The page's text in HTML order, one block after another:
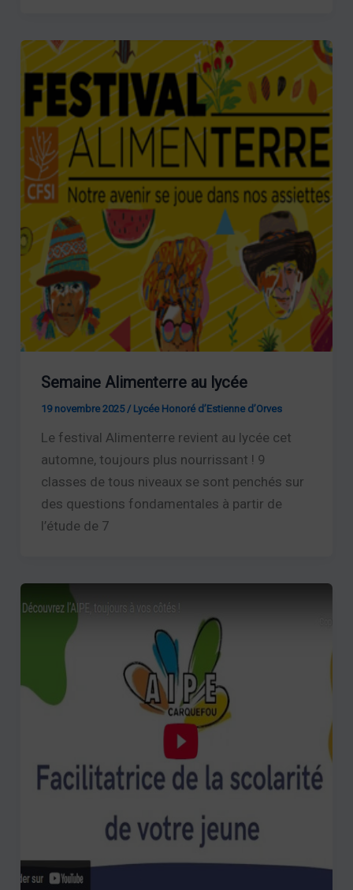
Semaine Alimenterre au lycée
19 novembre 2025 / Lycée Honoré d’Estienne d’Orves
Le festival Alimenterre revient au lycée cet
automne, toujours plus nourrissant ! 9
classes de tous niveaux se sont penchés sur
des questions fondamentales à partir de
l’étude de 7